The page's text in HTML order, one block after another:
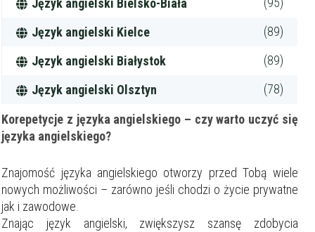
Język angielski Bielsko-Biała
Język angielski Kielce (89)
Język angielski Białystok (89)
Język angielski Olsztyn (78)
Korepetycje z języka angielskiego – czy warto uczyć się
języka angielskiego?
Znajomość języka angielskiego otworzy przed Tobą wiele
nowych możliwości – zarówno jeśli chodzi o życie prywatne
jak i zawodowe.
Znając język angielski, zwiększysz szansę zdobycia